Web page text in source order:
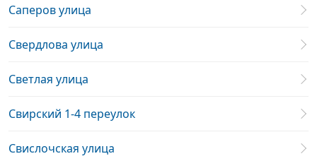
Саперов улица
Свердлова улица
Светлая улица
Свирский 1-4 переулок
Свислочская улица